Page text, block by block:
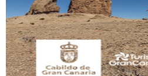
Este gato macho ha aparecido en la calle
manso y extremadamente cari...
Leales.org » Gran Canaria | 9.7.2025